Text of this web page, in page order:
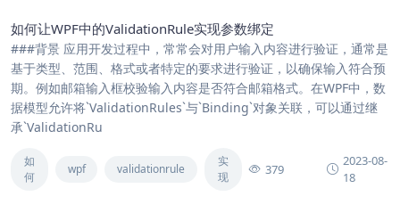
如何让WPF中的ValidationRule实现参数绑定
###背景 应用开发过程中，常常会对用户输入内容进行验证，通常是
基于类型、范围、格式或者特定的要求进行验证，以确保输入符合预
期。例如邮箱输入框校验输入内容是否符合邮箱格式。在WPF中，数
据模型允许将`ValidationRules`与`Binding`对象关联，可以通过继
承`ValidationRu
如
何
wpf validationrule
实
现
379
2023-08-
18